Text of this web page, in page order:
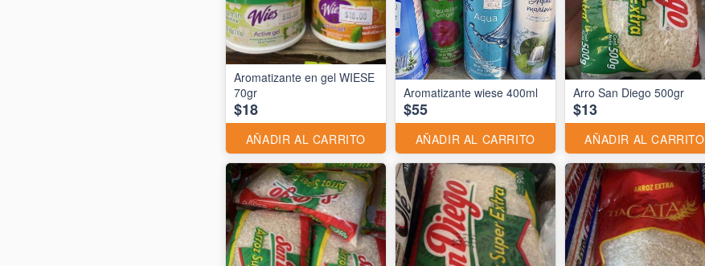
Aromatizante en gel WIESE
70gr
$18
AÑADIR AL CARRITO
Aromatizante wiese 400ml
$55
AÑADIR AL CARRITO
Arro San Diego 500gr
$13
AÑADIR AL CARRITO